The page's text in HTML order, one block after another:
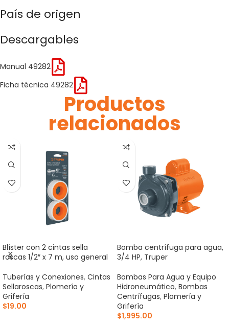
País de origen
Descargables
Manual 49282
Ficha técnica 49282
Productos
relacionados
Blíster con 2 cintas sella
roscas 1/2″ x 7 m, uso general
Tuberías y Conexiones, Cintas
Sellaroscas, Plomería y
Grifería
$19.00
Bomba centrífuga para agua,
3/4 HP, Truper
Bombas Para Agua y Equipo
Hidroneumático, Bombas
Centrífugas, Plomería y
Grifería
$1,995.00